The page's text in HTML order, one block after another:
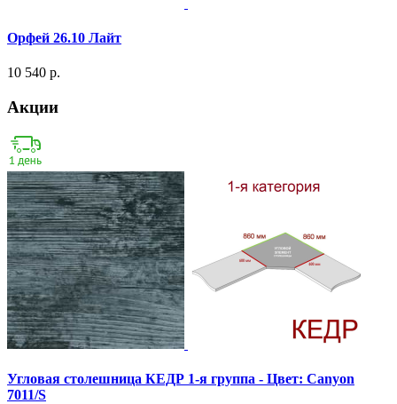
Орфей 26.10 Лайт
10 540 р.
Акции
Угловая столешница КЕДР 1-я группа - Цвет: Canyon
7011/S